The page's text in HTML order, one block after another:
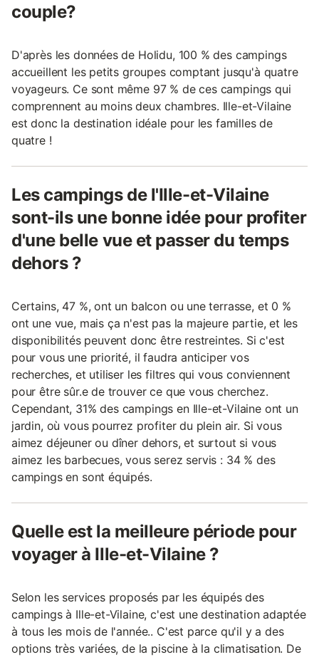
couple?
D'après les données de Holidu, 100 % des campings
accueillent les petits groupes comptant jusqu'à quatre
voyageurs. Ce sont même 97 % de ces campings qui
comprennent au moins deux chambres. Ille-et-Vilaine
est donc la destination idéale pour les familles de
quatre !
Les campings de l'Ille-et-Vilaine
sont-ils une bonne idée pour profiter
d'une belle vue et passer du temps
dehors ?
Certains, 47 %, ont un balcon ou une terrasse, et 0 %
ont une vue, mais ça n'est pas la majeure partie, et les
disponibilités peuvent donc être restreintes. Si c'est
pour vous une priorité, il faudra anticiper vos
recherches, et utiliser les filtres qui vous conviennent
pour être sûr.e de trouver ce que vous cherchez.
Cependant, 31% des campings en Ille-et-Vilaine ont un
jardin, où vous pourrez profiter du plein air. Si vous
aimez déjeuner ou dîner dehors, et surtout si vous
aimez les barbecues, vous serez servis : 34 % des
campings en sont équipés.
Quelle est la meilleure période pour
voyager à Ille-et-Vilaine ?
Selon les services proposés par les équipés des
campings à Ille-et-Vilaine, c'est une destination adaptée
à tous les mois de l'année.. C'est parce qu'il y a des
options très variées, de la piscine à la climatisation. De